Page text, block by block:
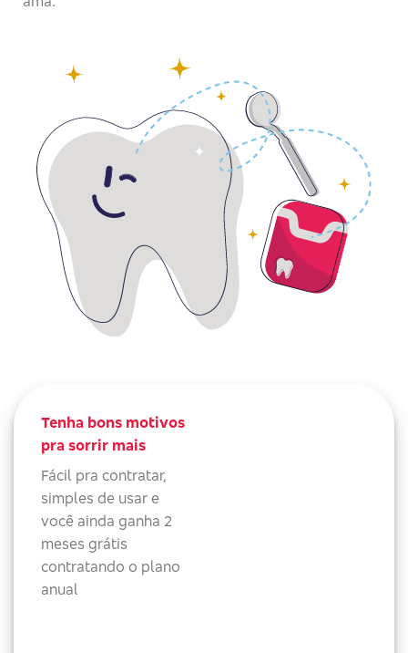
Tenha bons motivos
pra sorrir mais
Fácil pra contratar,
simples de usar e
você ainda ganha 2
meses grátis
contratando o plano
anual